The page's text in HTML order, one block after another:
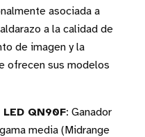
asociada a
a la calidad de
de imagen y la
ofrecen sus modelos
QN90F: Ganador
media (Midrange